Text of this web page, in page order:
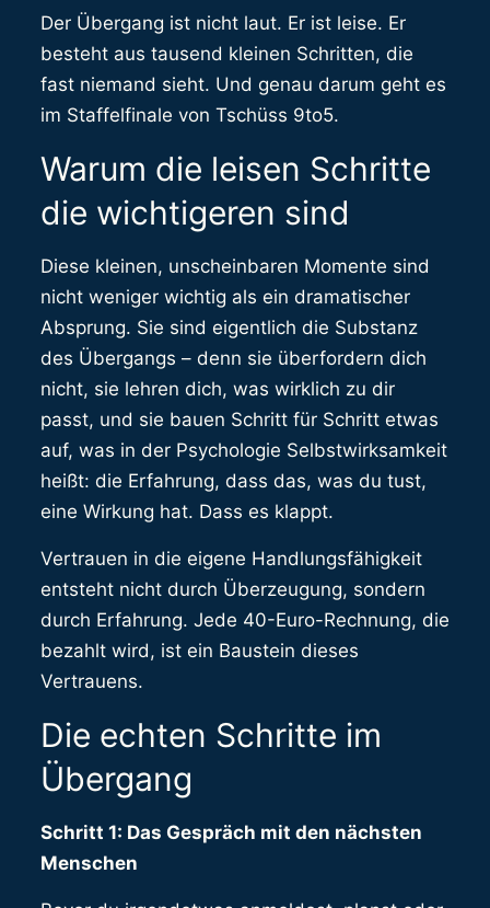
Der Übergang ist nicht laut. Er ist leise. Er
besteht aus tausend kleinen Schritten, die
fast niemand sieht. Und genau darum geht es
im Staffelfinale von Tschüss 9to5.
Warum die leisen Schritte
die wichtigeren sind
Diese kleinen, unscheinbaren Momente sind
nicht weniger wichtig als ein dramatischer
Absprung. Sie sind eigentlich die Substanz
des Übergangs – denn sie überfordern dich
nicht, sie lehren dich, was wirklich zu dir
passt, und sie bauen Schritt für Schritt etwas
auf, was in der Psychologie Selbstwirksamkeit
heißt: die Erfahrung, dass das, was du tust,
eine Wirkung hat. Dass es klappt.
Vertrauen in die eigene Handlungsfähigkeit
entsteht nicht durch Überzeugung, sondern
durch Erfahrung. Jede 40-Euro-Rechnung, die
bezahlt wird, ist ein Baustein dieses
Vertrauens.
Die echten Schritte im
Übergang
Schritt 1: Das Gespräch mit den nächsten
Menschen